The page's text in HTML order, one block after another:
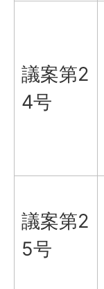
議案第2
4号
議案第2
5号